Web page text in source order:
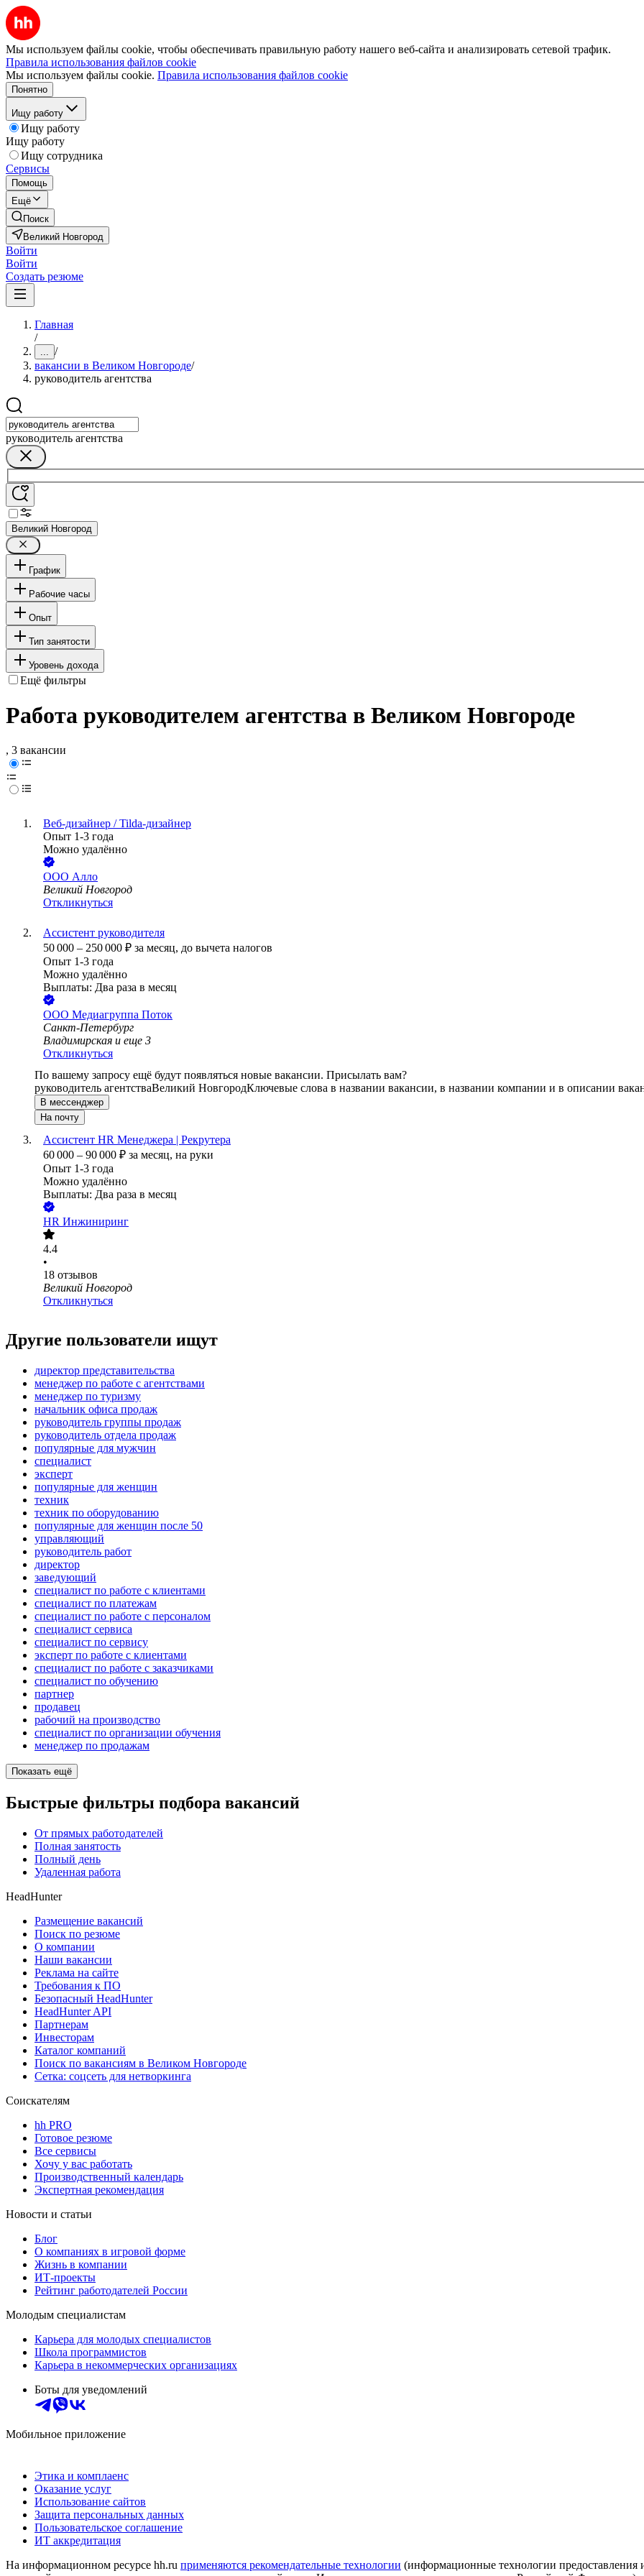
Мы используем файлы cookie, чтобы обеспечивать правильную работу нашего веб-сайта и анализировать сетевой трафик.
Правила использования файлов cookie
Мы используем файлы cookie. Правила использования файлов cookie
Понятно
Ищу работу
Ищу работу
Ищу работу
Ищу сотрудника
Сервисы
Помощь
Ещё
Поиск
Великий Новгород
Войти
Войти
Создать резюме
Главная
/
... /
вакансии в Великом Новгороде/
руководитель агентства
руководитель агентства
Великий Новгород
График
Рабочие часы
Опыт
Тип занятости
Уровень дохода
Ещё фильтры
Работа руководителем агентства в Великом Новгороде
, 3 вакансии
Веб-дизайнер / Tilda-дизайнер
Опыт 1-3 года
Можно удалённо
ООО Алло
Великий Новгород
Откликнуться
Ассистент руководителя
50 000 – 250 000 ₽ за месяц, до вычета налогов
Опыт 1-3 года
Можно удалённо
Выплаты: Два раза в месяц
ООО Медиагруппа Поток
Санкт-Петербург
Владимирская и еще 3
Откликнуться
По вашему запросу ещё будут появляться новые вакансии. Присылать вам?
руководитель агентстваВеликий НовгородКлючевые слова в названии вакансии, в названии компании и в описании
В мессенджер
На почту
Ассистент HR Менеджера | Рекрутера
60 000 – 90 000 ₽ за месяц, на руки
Опыт 1-3 года
Можно удалённо
Выплаты: Два раза в месяц
HR Инжиниринг
4.4
•
18 отзывов
Великий Новгород
Откликнуться
Другие пользователи ищут
директор представительства
менеджер по работе с агентствами
менеджер по туризму
начальник офиса продаж
руководитель группы продаж
руководитель отдела продаж
популярные для мужчин
специалист
эксперт
популярные для женщин
техник
техник по оборудованию
популярные для женщин после 50
управляющий
руководитель работ
директор
заведующий
специалист по работе с клиентами
специалист по платежам
специалист по работе с персоналом
специалист сервиса
специалист по сервису
эксперт по работе с клиентами
специалист по работе с заказчиками
специалист по обучению
партнер
продавец
рабочий на производство
специалист по организации обучения
менеджер по продажам
Показать ещё
Быстрые фильтры подбора вакансий
От прямых работодателей
Полная занятость
Полный день
Удаленная работа
HeadHunter
Размещение вакансий
Поиск по резюме
О компании
Наши вакансии
Реклама на сайте
Требования к ПО
Безопасный HeadHunter
HeadHunter API
Партнерам
Инвесторам
Каталог компаний
Поиск по вакансиям в Великом Новгороде
Сетка: соцсеть для нетворкинга
Соискателям
hh PRO
Готовое резюме
Все сервисы
Хочу у вас работать
Производственный календарь
Экспертная рекомендация
Новости и статьи
Блог
О компаниях в игровой форме
Жизнь в компании
ИТ-проекты
Рейтинг работодателей России
Молодым специалистам
Карьера для молодых специалистов
Школа программистов
Карьера в некоммерческих организациях
Боты для уведомлений
Мобильное приложение
Этика и комплаенс
Оказание услуг
Использование сайтов
Защита персональных данных
Пользовательское соглашение
ИТ аккредитация
На информационном ресурсе hh.ru применяются рекомендательные технологии (информационные технологии предоставления